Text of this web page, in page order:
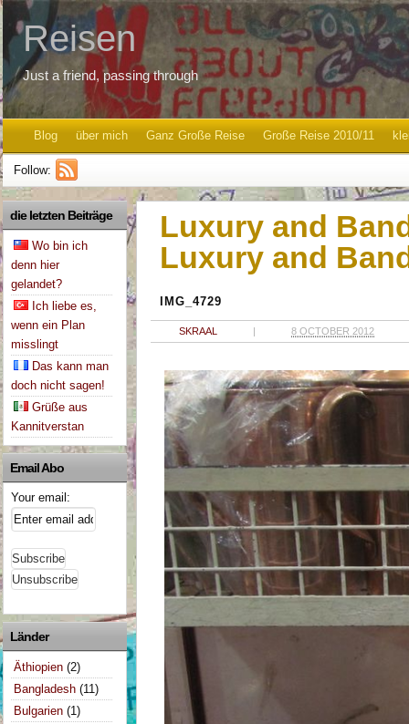
Reisen
Just a friend, passing through
Blog über mich Ganz Große Reise Große Reise 2010/11
Follow:
Luxury and
Luxury and
IMG_4729
SKRAAL | 8 OCTOBER 2012
die letzten Beiträge
Wo bin ich
denn hier
gelandet?
Ich liebe es,
wenn ein Plan
misslingt
Das kann man
doch nicht sagen!
Grüße aus
Kannitverstan
Email Abo
Your email:
Länder
Äthiopien (2)
Bangladesh (11)
Bulgarien (1)